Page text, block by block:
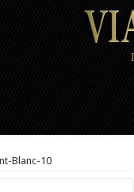
Blanc-10